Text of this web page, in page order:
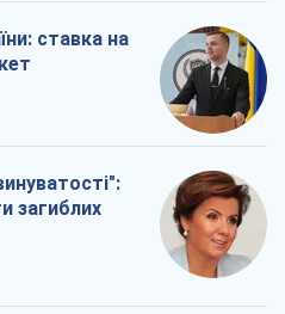
ставка на
загиблих